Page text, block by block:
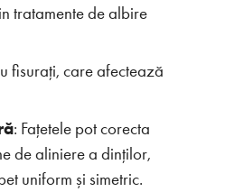
tratamente de albire
fisurați, care afectează
: Fațetele pot corecta
de aliniere a dinților,
uniform și simetric.